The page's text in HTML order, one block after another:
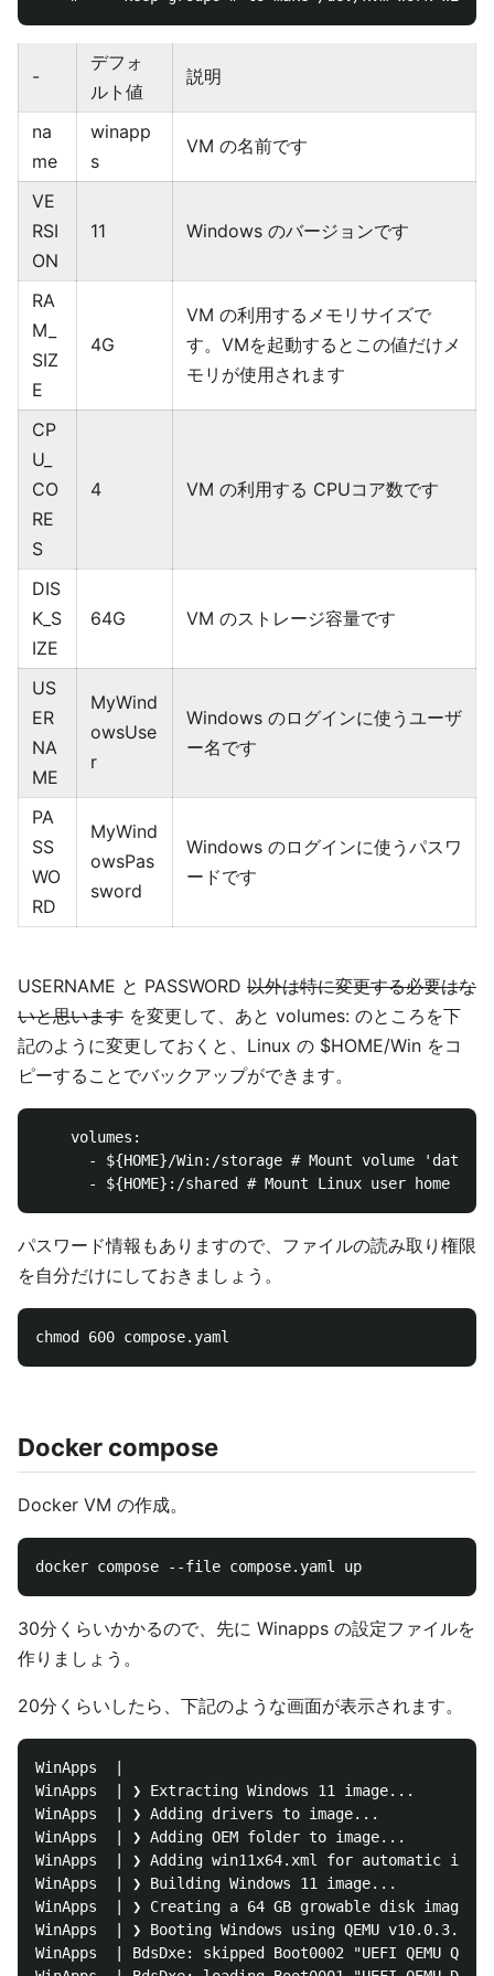
-
デフォ
ルト値
説明
na
me
winapp
s
VM の名前です
VE
RSI
ON
11 Windows のバージョンです
RA
M_
SIZ
E
4G
VM の利用するメモリサイズで
す。VMを起動するとこの値だけメ
モリが使用されます
CP
U_
CO
RE
S
4 VM の利用する CPUコア数です
DIS
K_S
IZE
64G VM のストレージ容量です
US
ER
NA
ME
MyWind
owsUse
r
Windows のログインに使うユーザ
ー名です
PA
SS
WO
RD
MyWind
owsPas
sword
Windows のログインに使うパスワ
ードです
USERNAME と PASSWORD 以外は特に変更する必要はな
いと思います を変更して、あと volumes: のところを下
記のように変更しておくと、Linux の $HOME/Win をコ
ピーすることでバックアップができます。
    volumes:
- ${HOME}/Win:/storage # Mount volume 'data'
パスワード情報もありますので、ファイルの読み取り権限
を自分だけにしておきましょう。
Docker compose
Docker VM の作成。
30分くらいかかるので、先に Winapps の設定ファイルを
作りましょう。
20分くらいしたら、下記のような画面が表示されます。
WinApps  |
WinApps  | ❯ Extracting Windows 11 image...
WinApps  | ❯ Adding drivers to image...
WinApps  | ❯ Adding OEM folder to image...
WinApps  | ❯ Adding win11x64.xml for automatic
WinApps  | ❯ Building Windows 11 image...
WinApps  | ❯ Creating a 64 GB growable disk image
WinApps  | ❯ Booting Windows using QEMU v10.0.3...
WinApps  | BdsDxe: skipped Boot0002 "UEFI QEMU